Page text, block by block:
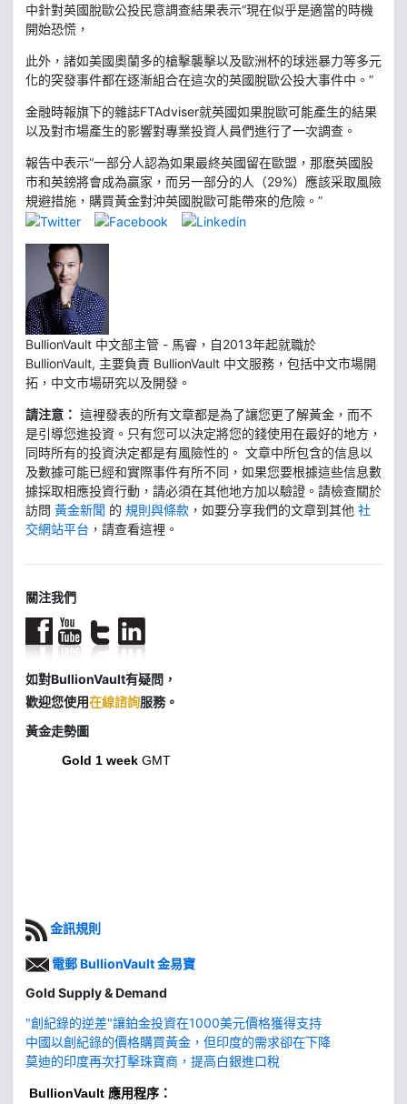
中針對英國脫歐公投民意調查結果表示“現在似乎是適當的時機
開始恐慌，
此外，諸如美國奧蘭多的槍擊襲擊以及歐洲杯的球迷暴力等多元
化的突發事件都在逐漸組合在這次的英國脫歐公投大事件中。”
金融時報旗下的雜誌FTAdviser就英國如果脫歐可能產生的結果
以及對市場產生的影響對專業投資人員們進行了一次調查。
報告中表示“一部分人認為如果最終英國留在歐盟，那麽英國股
市和英鎊將會成為贏家，而另一部分的人（29%）應該采取風險
規避措施，購買黃金對沖英國脫歐可能帶來的危險。”
BullionVault 中文部主管 - 馬睿，自2013年起就職於
BullionVault, 主要負責 BullionVault 中文服務，包括中文市場開
拓，中文市場研究以及開發。
請注意： 這裡發表的所有文章都是為了讓您更了解黃金，而不
是引導您進投資。只有您可以決定將您的錢使用在最好的地方，
同時所有的投資決定都是有風險性的。 文章中所包含的信息以
及數據可能已經和實際事件有所不同，如果您要根據這些信息數
據採取相應投資行動，請必須在其他地方加以驗證。請檢查關於
訪問 黃金新聞 的 規則與條款 ，如要分享我們的文章到其他 社
交網站平台 ，請查看這裡。
關注我們
如對BullionVault有疑問，
歡迎您使用在線諮詢服務。
黃金走勢圖
Gold 1 week GMT
金訊規則
電郵 BullionVault 金易寶
Gold Supply & Demand
"創紀錄的逆差"讓鉑金投資在1000美元價格獲得支持
中國以創紀錄的價格購買黃金，但印度的需求卻在下降
莫迪的印度再次打擊珠寶商，提高白銀進口稅
BullionVault 應用程序：